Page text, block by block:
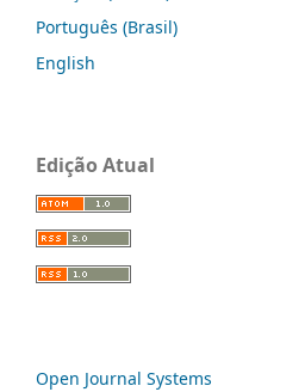
Português (Brasil)
English
Edição Atual
Open Journal Systems